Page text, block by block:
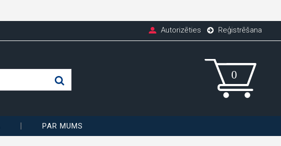
Autorizēties Reģistrēšana
PAR MUMS